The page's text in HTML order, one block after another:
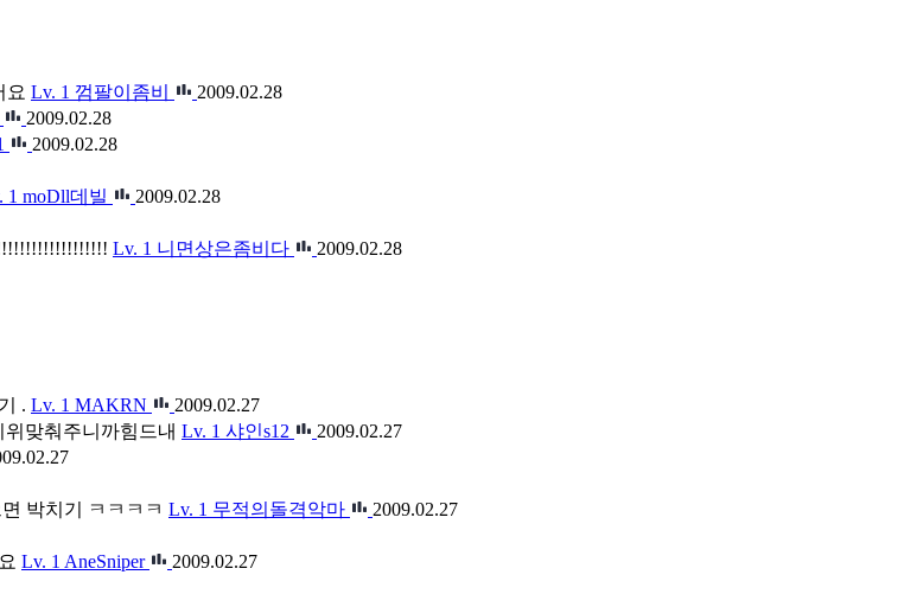
요 Lv. 1 껌팔이좀비
2009.02.28
2009.02.28
2009.02.28
1 moDll데빌
2009.02.28
Lv. 1 니면상은좀비다
2009.02.28
. Lv. 1 MAKRN
2009.02.27
맞춰주니까힘드내 Lv. 1 샤인s12
2009.02.27
박치기 ㅋㅋㅋㅋ Lv. 1 무적의돌격악마
2009.02.27
Lv. 1 AneSniper 2009.02.27